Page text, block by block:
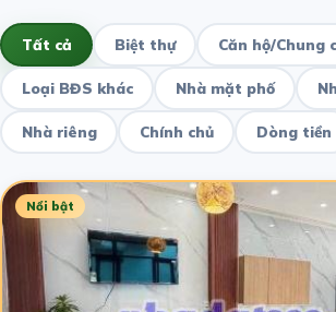
Tất cả Biệt thự Căn hộ/Chung
Loại BĐS khác Nhà mặt phố
Nhà riêng Chính chủ Dòng tiền
Nổi bật